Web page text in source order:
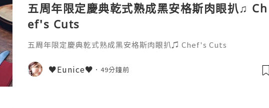
五周年限定慶典乾式熟成黑安格斯肉眼扒♫ Ch
ef's Cuts
五周年限定慶典乾式熟成黑安格斯肉眼扒♫ Chef's Cuts
♥Eunice♥ 49分鐘前